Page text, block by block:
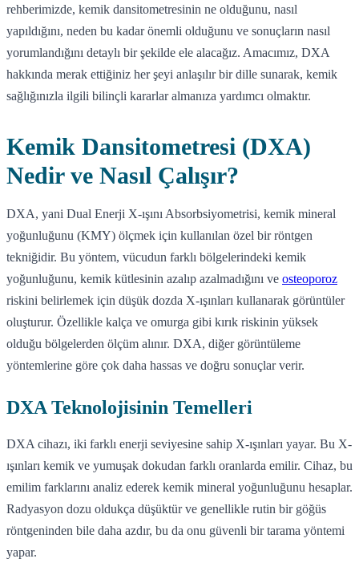
rehberimizde, kemik dansitometresinin ne olduğunu, nasıl
yapıldığını, neden bu kadar önemli olduğunu ve sonuçların nasıl
yorumlandığını detaylı bir şekilde ele alacağız. Amacımız, DXA
hakkında merak ettiğiniz her şeyi anlaşılır bir dille sunarak, kemik
sağlığınızla ilgili bilinçli kararlar almanıza yardımcı olmaktır.
Kemik Dansitometresi (DXA)
Nedir ve Nasıl Çalışır?
DXA, yani Dual Enerji X-ışını Absorbsiyometrisi, kemik mineral
yoğunluğunu (KMY) ölçmek için kullanılan özel bir röntgen
tekniğidir. Bu yöntem, vücudun farklı bölgelerindeki kemik
yoğunluğunu, kemik kütlesinin azalıp azalmadığını ve osteoporoz
riskini belirlemek için düşük dozda X-ışınları kullanarak görüntüler
oluşturur. Özellikle kalça ve omurga gibi kırık riskinin yüksek
olduğu bölgelerden ölçüm alınır. DXA, diğer görüntüleme
yöntemlerine göre çok daha hassas ve doğru sonuçlar verir.
DXA Teknolojisinin Temelleri
DXA cihazı, iki farklı enerji seviyesine sahip X-ışınları yayar. Bu X-
ışınları kemik ve yumuşak dokudan farklı oranlarda emilir. Cihaz, bu
emilim farklarını analiz ederek kemik mineral yoğunluğunu hesaplar.
Radyasyon dozu oldukça düşüktür ve genellikle rutin bir göğüs
röntgeninden bile daha azdır, bu da onu güvenli bir tarama yöntemi
yapar.